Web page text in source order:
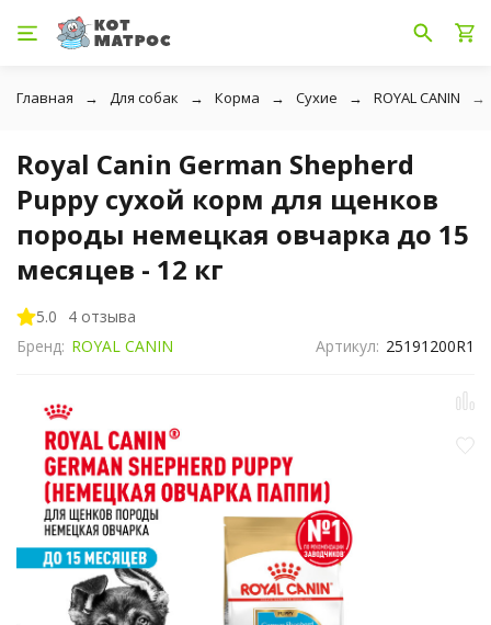
Главная Для собак Корма Сухие ROYAL CANIN
Royal Canin German Shepherd
Puppy сухой корм для щенков
породы немецкая овчарка до 15
месяцев - 12 кг
5.0
4 отзыва
Бренд: ROYAL CANIN Артикул: 25191200R1